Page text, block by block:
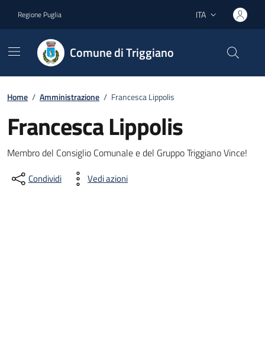
Regione Puglia Lingua attiva:
ITA
Comune di Triggiano
Home / Amministrazione / Francesca Lippolis
Francesca Lippolis
Dettagli del documento
Membro del Consiglio Comunale e del Gruppo Triggiano Vince!
Condividi Vedi azioni